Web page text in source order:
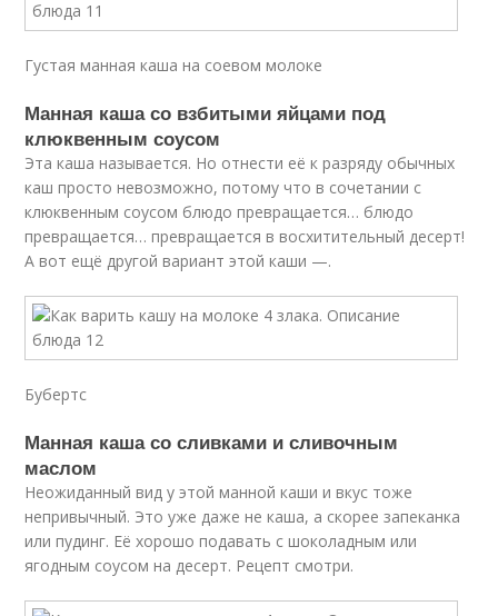
Густая манная каша на соевом молоке
Манная каша со взбитыми яйцами под
клюквенным соусом
Эта каша называется. Но отнести её к разряду обычных
каш просто невозможно, потому что в сочетании с
клюквенным соусом блюдо превращается… блюдо
превращается… превращается в восхитительный десерт!
А вот ещё другой вариант этой каши —.
Бубертс
Манная каша со сливками и сливочным
маслом
Неожиданный вид у этой манной каши и вкус тоже
непривычный. Это уже даже не каша, а скорее запеканка
или пудинг. Её хорошо подавать с шоколадным или
ягодным соусом на десерт. Рецепт смотри.